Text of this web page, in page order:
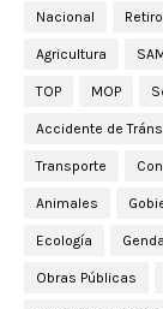
Nacional Retiro
Agricultura
TOP MOP
Accidente de
Transporte
Animales
Ecología
Obras Públicas